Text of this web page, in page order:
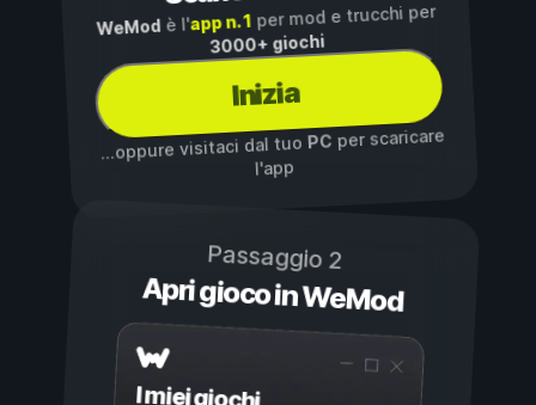
WeMod è l'app n. 1per mod e trucchi per
3000+ giochi
Inizia
...oppure visitaci dal tuoPC per scaricare
l'app
Passaggio 2
Apri gioco in WeMod